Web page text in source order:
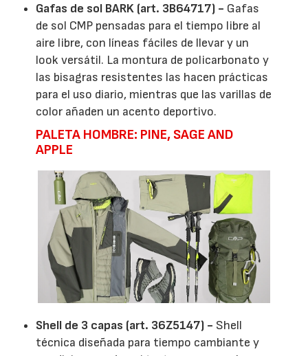
Gafas de sol BARK (art. 3B64717) - Gafas
de sol CMP pensadas para el tiempo libre al
aire libre, con líneas fáciles de llevar y un
look versátil. La montura de policarbonato y
las bisagras resistentes las hacen prácticas
para el uso diario, mientras que las varillas de
color añaden un acento deportivo.
PALETA HOMBRE: PINE, SAGE AND
APPLE
Shell de 3 capas (art. 36Z5147) - Shell
técnica diseñada para tiempo cambiante y